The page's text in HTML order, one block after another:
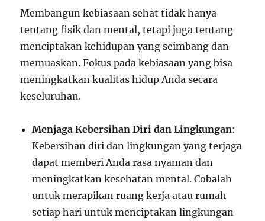
Membangun kebiasaan sehat tidak hanya
tentang fisik dan mental, tetapi juga tentang
menciptakan kehidupan yang seimbang dan
memuaskan. Fokus pada kebiasaan yang bisa
meningkatkan kualitas hidup Anda secara
keseluruhan.
Menjaga Kebersihan Diri dan Lingkungan:
Kebersihan diri dan lingkungan yang terjaga
dapat memberi Anda rasa nyaman dan
meningkatkan kesehatan mental. Cobalah
untuk merapikan ruang kerja atau rumah
setiap hari untuk menciptakan lingkungan